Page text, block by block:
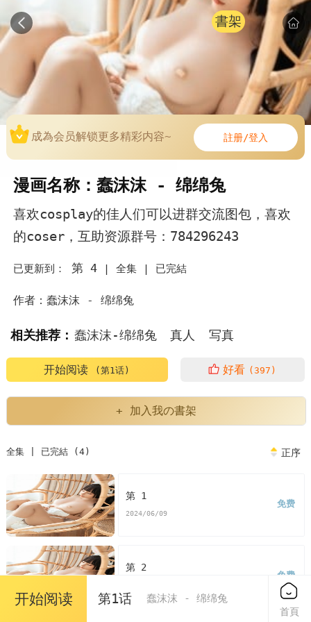
書架
成為会员解锁更多精彩内容~ 註册/登入
漫画名称：蠢沫沫 - 绵绵兔
喜欢cosplay的佳人们可以进群交流图包，喜欢
的coser，互助资源群号：784296243
已更新到： 第 4| 全集 | 已完結
作者：蠢沫沫 - 绵绵兔
相关推荐： 蠢沫沫-绵绵兔 真人 写真
开始阅读 (第1话) 好看 (397)
+ 加入我の書架
全集 | 已完結 (4) 正序
第 1
2024/06/09
免费
第 2
免费
开始阅读 第1话 蠢沫沫 - 绵绵兔
首頁